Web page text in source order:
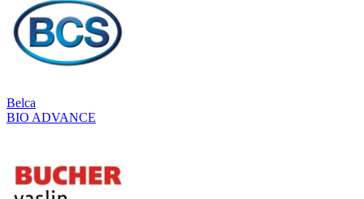
Belca
BIO ADVANCE